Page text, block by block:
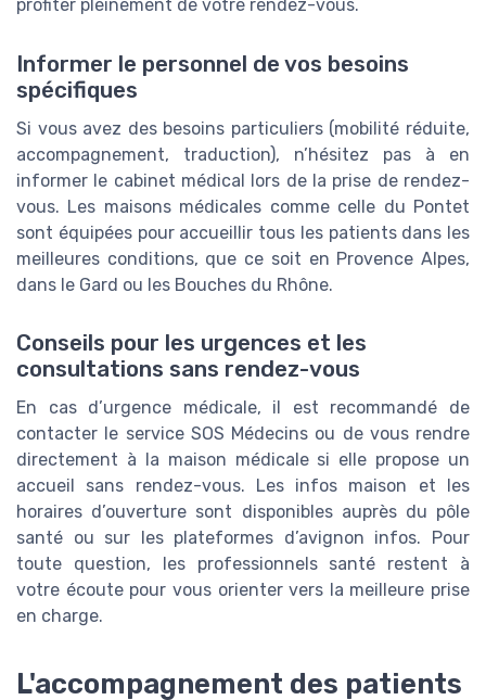
profiter pleinement de votre rendez-vous.
Informer le personnel de vos besoins
spécifiques
Si vous avez des besoins particuliers (mobilité réduite,
accompagnement, traduction), n’hésitez pas à en
informer le cabinet médical lors de la prise de rendez-
vous. Les maisons médicales comme celle du Pontet
sont équipées pour accueillir tous les patients dans les
meilleures conditions, que ce soit en Provence Alpes,
dans le Gard ou les Bouches du Rhône.
Conseils pour les urgences et les
consultations sans rendez-vous
En cas d’urgence médicale, il est recommandé de
contacter le service SOS Médecins ou de vous rendre
directement à la maison médicale si elle propose un
accueil sans rendez-vous. Les infos maison et les
horaires d’ouverture sont disponibles auprès du pôle
santé ou sur les plateformes d’avignon infos. Pour
toute question, les professionnels santé restent à
votre écoute pour vous orienter vers la meilleure prise
en charge.
L'accompagnement des patients